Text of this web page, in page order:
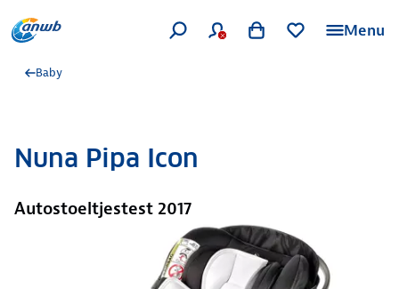
Menu
Baby
Nuna Pipa Icon
Autostoeltjestest 2017